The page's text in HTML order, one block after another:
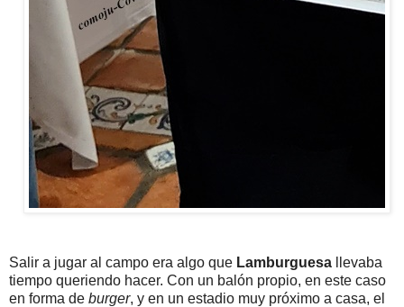
Salir a jugar al campo era algo que Lamburguesa
llevaba
tiempo queriendo hacer. Con un balón propio, en este caso
en forma de burger, y en un estadio muy próximo a casa, el